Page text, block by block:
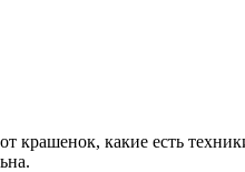
какие есть